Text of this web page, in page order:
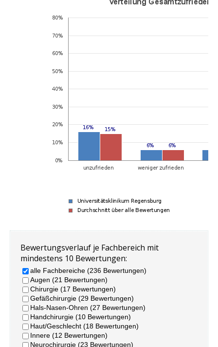
Bewertungsverlauf je Fachbereich mit
mindestens 10 Bewertungen:
alle Fachbereiche (236 Bewertungen)
Augen (21 Bewertungen)
Chirurgie (17 Bewertungen)
Gefäßchirurgie (29 Bewertungen)
Hals-Nasen-Ohren (27 Bewertungen)
Handchirurgie (10 Bewertungen)
Haut/Geschlecht (18 Bewertungen)
Innere (12 Bewertungen)
Neurochirurgie (23 Bewertungen)